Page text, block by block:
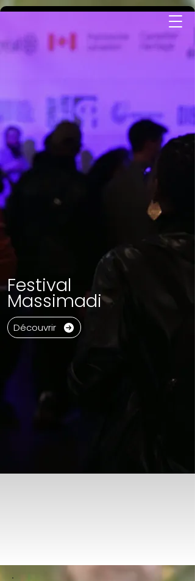
Festival
Massimadi
Découvrir